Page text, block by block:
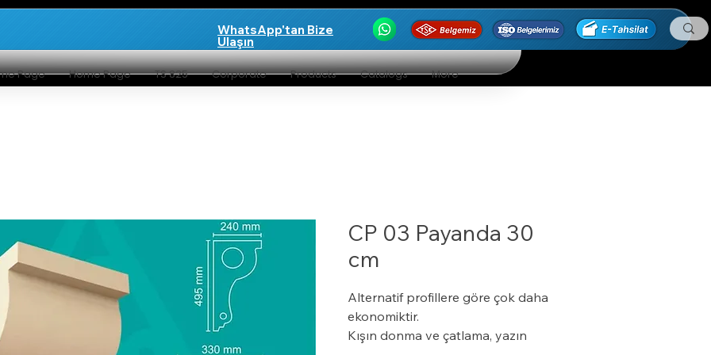
WhatsApp'tan Bize
Ulaşın
Page Home Page TS 825 Corporate Products Catalogs More
CP 03 Payanda 30
cm
Alternatif profillere göre çok daha
ekonomiktir.
Kışın donma ve çatlama, yazın